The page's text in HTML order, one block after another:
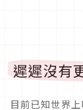
遲遲沒有
目前已知世界